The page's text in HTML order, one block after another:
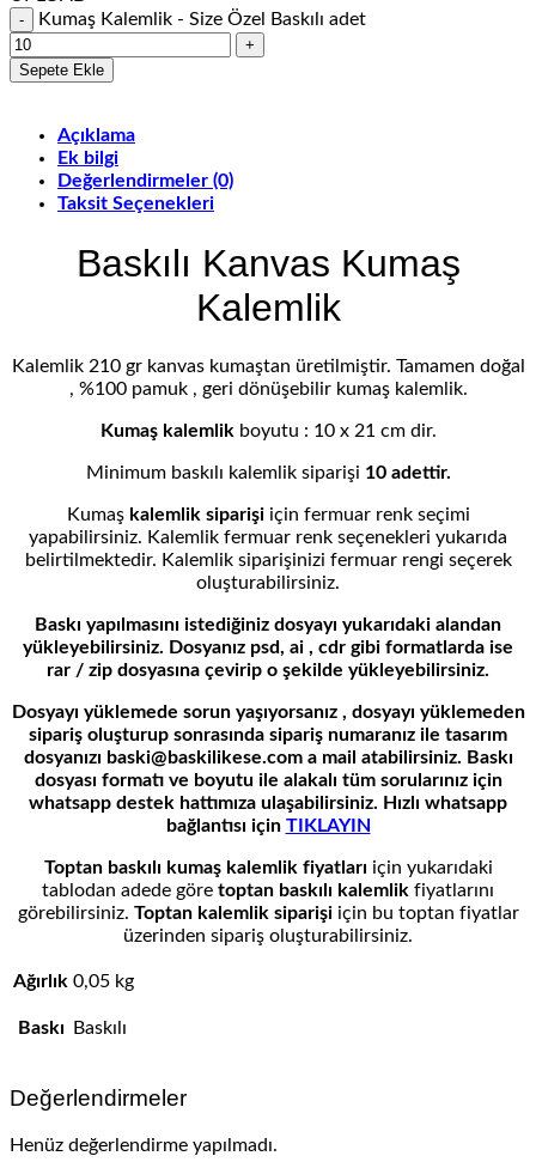
Kumaş Kalemlik - Size Özel Baskılı adet
Sepete Ekle
Açıklama
Ek bilgi
Değerlendirmeler (0)
Taksit Seçenekleri
Baskılı Kanvas Kumaş
Kalemlik
Kalemlik 210 gr kanvas kumaştan üretilmiştir. Tamamen doğal
, %100 pamuk , geri dönüşebilir kumaş kalemlik.
Kumaş kalemlik boyutu : 10 x 21 cm dir.
Minimum baskılı kalemlik siparişi 10 adettir.
Kumaş kalemlik siparişiiçin fermuar renk seçimi
yapabilirsiniz. Kalemlik fermuar renk seçenekleri yukarıda
belirtilmektedir. Kalemlik siparişinizi fermuar rengi seçerek
oluşturabilirsiniz.
Baskı yapılmasını istediğiniz dosyayı yukarıdaki alandan
yükleyebilirsiniz. Dosyanız psd, ai , cdr gibi formatlarda ise
rar / zip dosyasına çevirip o şekilde yükleyebilirsiniz.
Dosyayı yüklemede sorun yaşıyorsanız , dosyayı yüklemeden
sipariş oluşturup sonrasında sipariş numaranız ile tasarım
dosyanızı baski@baskilikese.com a mail atabilirsiniz. Baskı
dosyası formatı ve boyutu ile alakalı tüm sorularınız için
whatsapp destek hattımıza ulaşabilirsiniz. Hızlı whatsapp
bağlantısı için TIKLAYIN
Toptan baskılı kumaş kalemlik fiyatları için yukarıdaki
tablodan adede göre toptan baskılı kalemlik fiyatlarını
görebilirsiniz. Toptan kalemlik siparişiiçin bu toptan fiyatlar
üzerinden sipariş oluşturabilirsiniz.
Ağırlık 0,05 kg
Baskı Baskılı
Değerlendirmeler
Henüz değerlendirme yapılmadı.